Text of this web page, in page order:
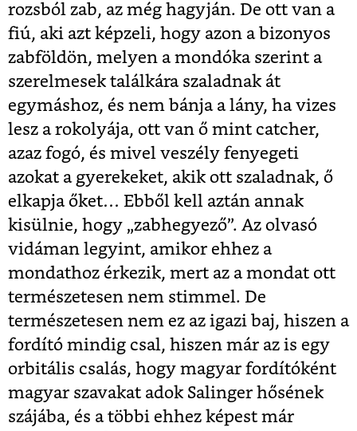
rozsból zab, az még hagyján. De ott van a
fiú, aki azt képzeli, hogy azon a bizonyos
zabföldön, melyen a mondóka szerint a
szerelmesek találkára szaladnak át
egymáshoz, és nem bánja a lány, ha vizes
lesz a rokolyája, ott van ő mint catcher,
azaz fogó, és mivel veszély fenyegeti
azokat a gyerekeket, akik ott szaladnak, ő
elkapja őket… Ebből kell aztán annak
kisülnie, hogy „zabhegyező”. Az olvasó
vidáman legyint, amikor ehhez a
mondathoz érkezik, mert az a mondat ott
természetesen nem stimmel. De
természetesen nem ez az igazi baj, hiszen a
fordító mindig csal, hiszen már az is egy
orbitális csalás, hogy magyar fordítóként
magyar szavakat adok Salinger hősének
szájába, és a többi ehhez képest már